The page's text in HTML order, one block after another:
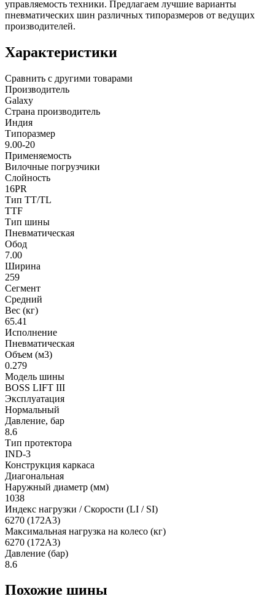
управляемость техники. Предлагаем лучшие варианты
пневматических шин различных типоразмеров от ведущих
производителей.
Характеристики
Сравнить с другими товарами
Производитель
Galaxy
Страна производитель
Индия
Типоразмер
9.00-20
Применяемость
Вилочные погрузчики
Слойность
16PR
Тип TT/TL
TTF
Тип шины
Пневматическая
Обод
7.00
Ширина
259
Сегмент
Средний
Вес (кг)
65.41
Исполнение
Пневматическая
Объем (м3)
0.279
Модель шины
BOSS LIFT III
Эксплуатация
Нормальный
Давление, бар
8.6
Тип протектора
IND-3
Конструкция каркаса
Диагональная
Наружный диаметр (мм)
1038
Индекс нагрузки / Скорости (LI / SI)
6270 (172A3)
Максимальная нагрузка на колесо (кг)
6270 (172A3)
Давление (бар)
8.6
Похожие шины